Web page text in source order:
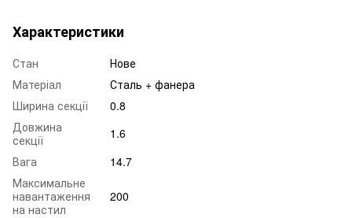
Характеристики
Стан
Нове
Матеріал
Сталь + фанера
Ширина секції
0.8
Довжина
секції
1.6
Вага
14.7
Максимальне
навантаження
на настил
200